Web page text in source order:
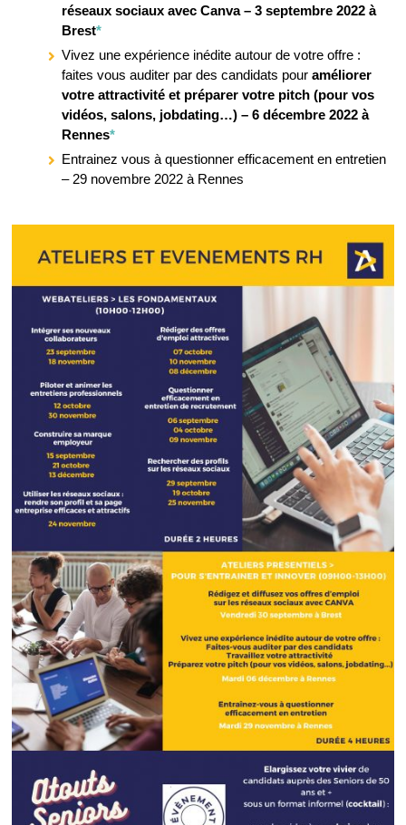
réseaux sociaux avec Canva – 3 septembre 2022 à
Brest*
Vivez une expérience inédite autour de votre offre :
faites vous auditer par des candidats pour améliorer
votre attractivité et préparer votre pitch (pour vos
vidéos, salons, jobdating…) – 6 décembre 2022 à
Rennes*
Entrainez vous à questionner efficacement en entretien
– 29 novembre 2022 à Rennes